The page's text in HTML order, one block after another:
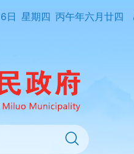
日 星期四 丙午年六月廿四